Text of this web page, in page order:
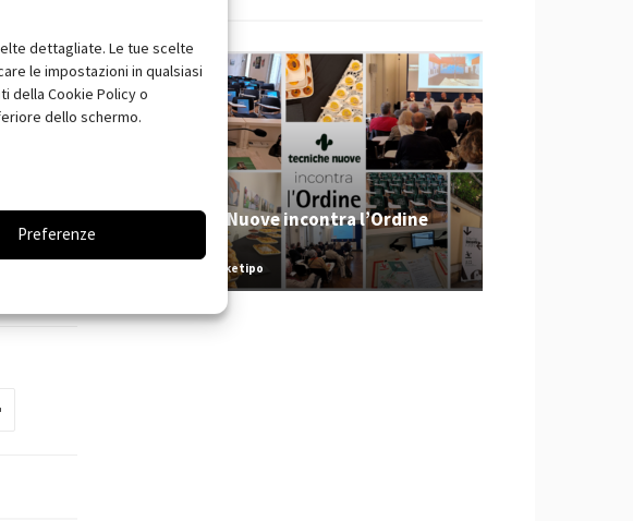
dettagliate. Le tue scelte
le impostazioni in qualsiasi
della Cookie Policy o
dello schermo.
Preferenze
Tecniche Nuove incontra l’Ordine
Redazione Arketipo